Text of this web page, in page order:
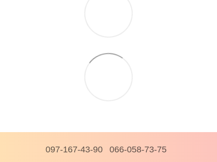
097-167-43-90 066-058-73-75